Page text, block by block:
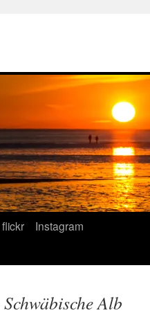
flickr Instagram
Schwäbische Alb